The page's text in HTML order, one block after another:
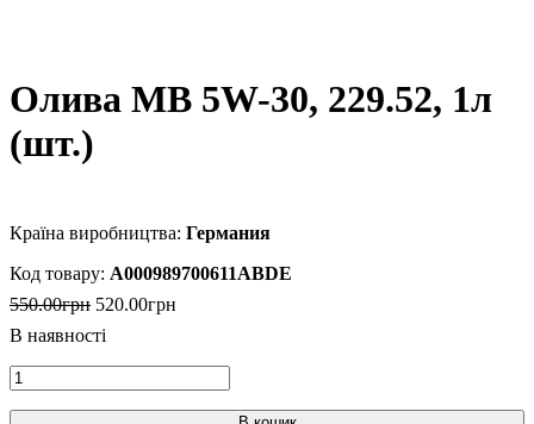
Олива MB 5W-30, 229.52, 1л
(шт.)
Германия
A000989700611ABDE
550.00грн 520.00грн